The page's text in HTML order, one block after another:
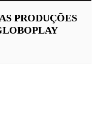
PRODUÇÕES